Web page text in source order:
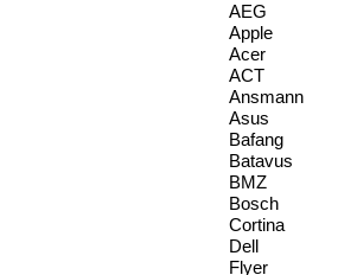
AEG
Apple
Acer
ACT
Ansmann
Asus
Bafang
Batavus
BMZ
Bosch
Cortina
Dell
Flyer